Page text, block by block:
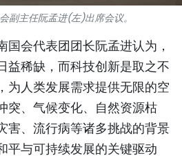
新闻
报社简介
副主任阮孟进(左)出席会议。
国会代表团团长阮孟进认为，
益稀缺，而科技创新是取之不
为人类发展需求提供无限的空
突、气候变化、自然资源枯
害、流行病等诸多挑战的背景
平与可持续发展的关键驱动